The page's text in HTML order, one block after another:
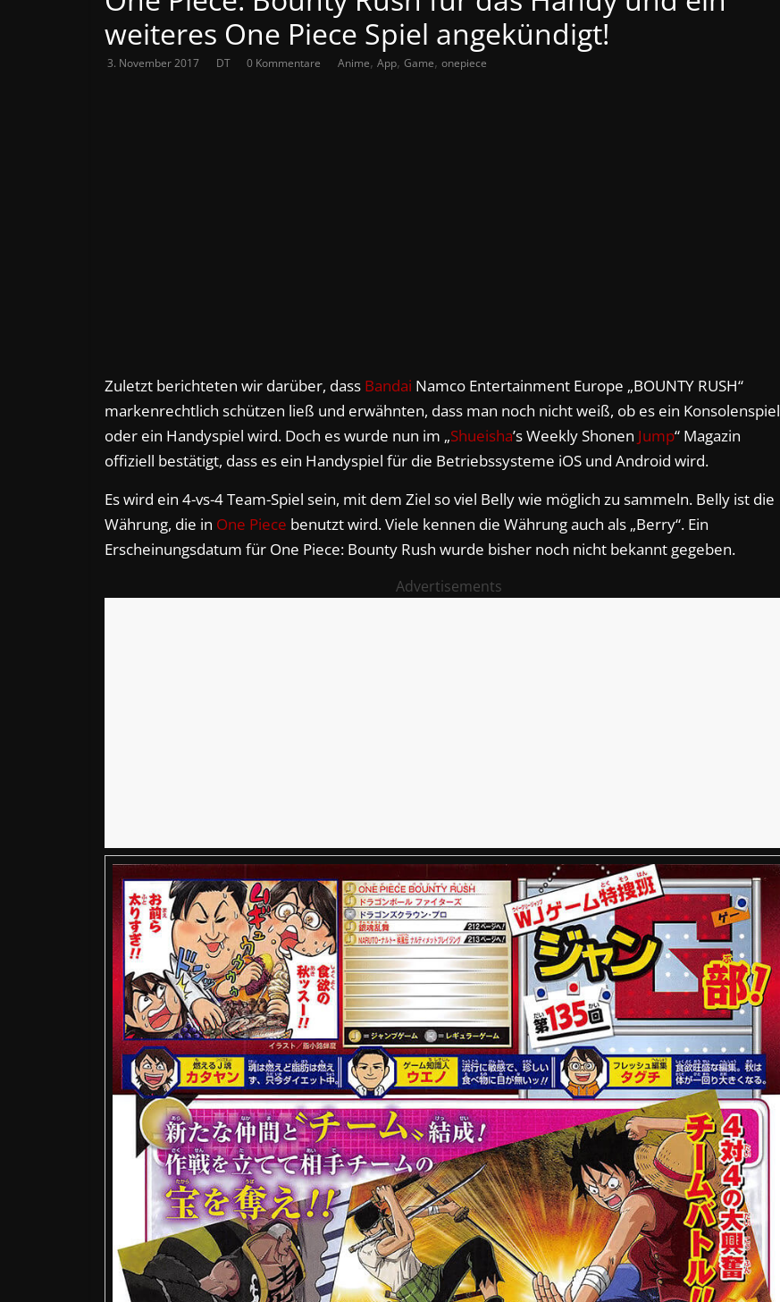
weiteres One Piece Spiel angekündigt!
3. November 2017 DT 0 Kommentare Anime, App, Game, onepiece
Zuletzt berichteten wir darüber, dass Bandai Namco Entertainment Europe „BOUNTY RUSH“
markenrechtlich schützen ließ und erwähnten, dass man noch nicht weiß, ob es ein Konsolenspiel
oder ein Handyspiel wird. Doch es wurde nun im „Shueisha’s Weekly Shonen Jump“ Magazin
offiziell bestätigt, dass es ein Handyspiel für die Betriebssysteme iOS und Android wird.
Es wird ein 4-vs-4 Team-Spiel sein, mit dem Ziel so viel Belly wie möglich zu sammeln. Belly ist die
Währung, die in One Piece benutzt wird. Viele kennen die Währung auch als „Berry“. Ein
Erscheinungsdatum für One Piece: Bounty Rush wurde bisher noch nicht bekannt gegeben.
Advertisements